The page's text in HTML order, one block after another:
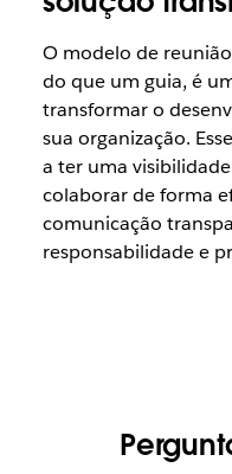
O modelo de
do que um guia, é
transformar o
sua organização.
a ter uma
colaborar de forma
comunicação
responsabilidade e